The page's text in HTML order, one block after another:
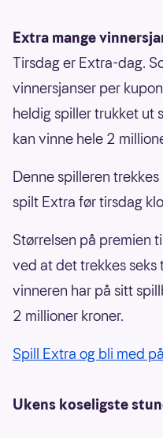
Extra mange
Tirsdag er Extra-dag.
vinnersjanser per
heldig spiller trukket ut
kan vinne hele 2
Denne spilleren
spilt Extra før tirsdag
Størrelsen på premien
ved at det trekkes seks
vinneren har på sitt
2 millioner kroner.
Spill Extra og bli med
Ukens koseligste